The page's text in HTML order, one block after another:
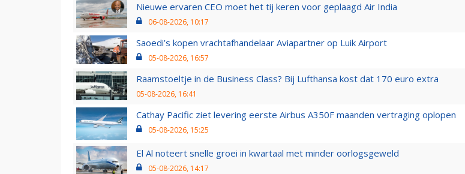
Nieuwe ervaren CEO moet het tij keren voor geplaagd Air India
06-08-2026, 10:17
Saoedi’s kopen vrachtafhandelaar Aviapartner op Luik Airport
05-08-2026, 16:57
Raamstoeltje in de Business Class? Bij Lufthansa kost dat 170 euro extra
05-08-2026, 16:41
Cathay Pacific ziet levering eerste Airbus A350F maanden vertraging oplopen
05-08-2026, 15:25
El Al noteert snelle groei in kwartaal met minder oorlogsgeweld
05-08-2026, 14:17